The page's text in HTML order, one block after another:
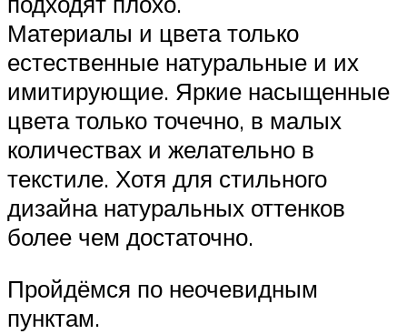
Материалы и цвета только
естественные натуральные и их
имитирующие. Яркие насыщенные
цвета только точечно, в малых
количествах и желательно в
текстиле. Хотя для стильного
дизайна натуральных оттенков
более чем достаточно.
Пройдёмся по неочевидным
пунктам.